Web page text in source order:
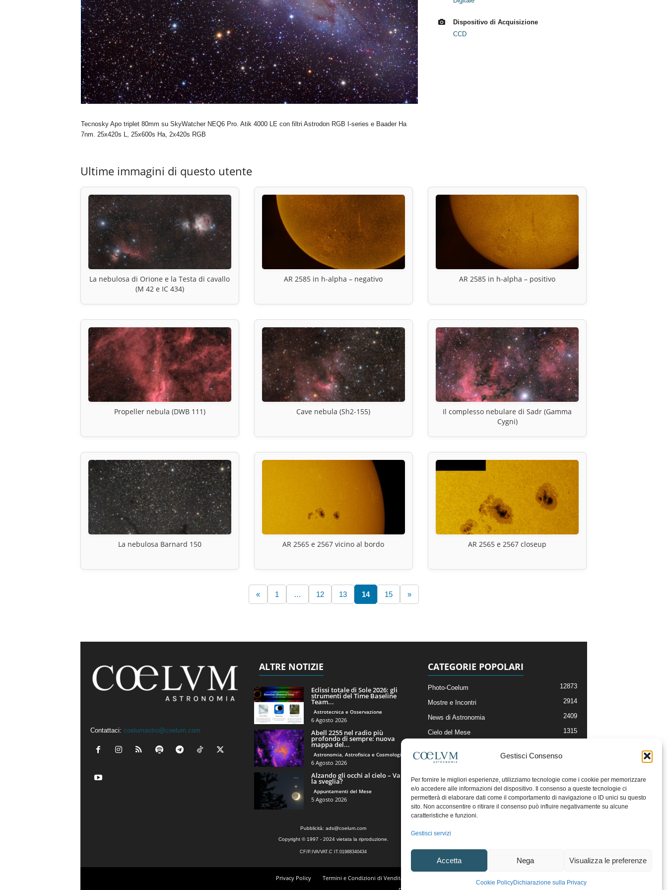
Gestisci Consenso
Per fornire le migliori esperienze, utilizziamo tecnologie come i cookie per memorizzare
e/o accedere alle informazioni del dispositivo. Il consenso a queste tecnologie ci
permetterà di elaborare dati come il comportamento di navigazione o ID unici su questo
sito. Non acconsentire o ritirare il consenso può influire negativamente su alcune
caratteristiche e funzioni.
Gestisci servizi
Accetta Nega Visualizza le preferenze
Cookie PolicyDichiarazione sulla Privacy
Tecnosky Apo triplet 80mm su SkyWatcher NEQ6 Pro. Atik 4000 LE con filtri Astrodon RGB I-series e Baader Ha
7nm. 25x420s L, 25x600s Ha, 2x420s RGB
Dispositivo di Acquisizione
CCD
Ultime immagini di questo utente
La nebulosa di Orione e la Testa di cavallo
(M 42 e IC 434)
AR 2585 in h-alpha – negativo AR 2585 in h-alpha – positivo
Propeller nebula (DWB 111) Cave nebula (Sh2-155)
Il complesso nebulare di Sadr (Gamma
Cygni)
La nebulosa Barnard 150 AR 2565 e 2567 vicino al bordo AR 2565 e 2567 closeup
« 1 … 12 13 14 15 »
Contattaci: coelumastro@coelum.com
ALTRE NOTIZIE
Eclissi totale di Sole 2026: gli
strumenti del Time Baseline
Team...
Astrotecnica e Osservazione
6 Agosto 2026
Abell 2255 nel radio più
profondo di sempre: nuova
mappa del...
Astronomia, Astrofisica e Cosmologia
6 Agosto 2026
Alzando gli occhi al cielo – Vale
la sveglia?
Appuntamenti del Mese
5 Agosto 2026
CATEGORIE POPOLARI
Photo-Coelum 12873
Mostre e Incontri 2914
News di Astronomia 2409
Cielo del Mese 1315
Articoli e Risorse On-Line
Il Blog della Redazione
Pubblicità: ads@coelum.com
Copyright © 1997 - 2024 vietata la riproduzione.
CF/P.IVA/VAT.C IT.01988340434
Privacy Policy Termini e Condizioni di Vendita